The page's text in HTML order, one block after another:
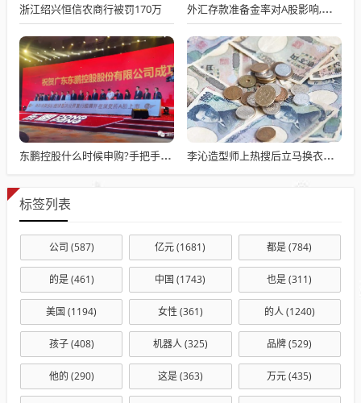
浙江绍兴恒信农商行被罚170万 外汇存款准备金率对A股影响,调整对A股市场的影响分析
东鹏控股什么时候申购?手把手教你打新：从开户到卖出的全流程 李沁造型师上热搜后立马换衣服了
标签列表
公司 (587) 亿元(1681) 都是(784)
的是(461) 中国 (1743) 也是(311)
美国 (1194) 女性 (361) 的人(1240)
孩子(408) 机器人(325) 品牌(529)
他的 (290) 这是(363) 万元(435)